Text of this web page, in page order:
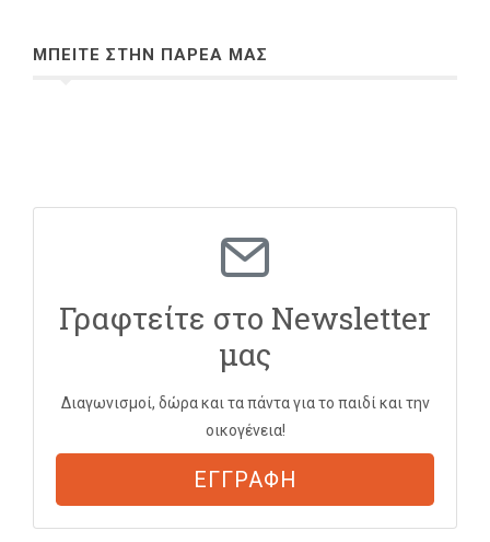
ΜΠΕΙΤΕ ΣΤΗΝ ΠΑΡΕΑ ΜΑΣ
Γραφτείτε στο Newsletter
μας
Διαγωνισμοί, δώρα και τα πάντα για το παιδί και την
οικογένεια!
ΕΓΓΡΑΦΗ